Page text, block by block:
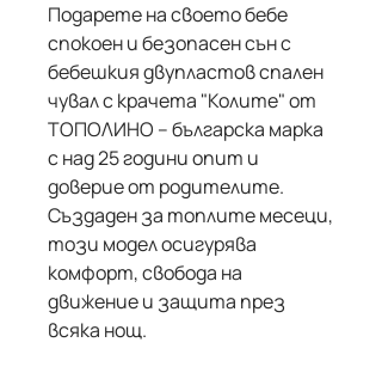
Подарете на своето бебе
спокоен и безопасен сън с
бебешкия двупластов спален
чувал с крачета "Колите" от
ТОПОЛИНО – българска марка
с над 25 години опит и
доверие от родителите.
Създаден за топлите месеци,
този модел осигурява
комфорт, свобода на
движение и защита през
всяка нощ.